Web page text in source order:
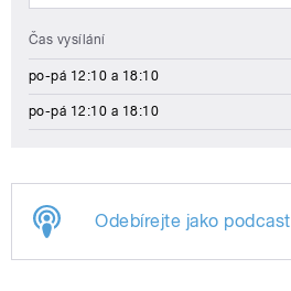
Čas vysílání
po-pá 12:10 a 18:10
po-pá 12:10 a 18:10
Odebírejte jako podcast